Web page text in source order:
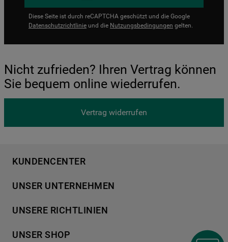
Diese Seite ist durch reCAPTCHA geschützt und die Google
Datenschutzrichtlinie und die Nutzungsbedingungen gelten.
Nicht zufrieden? Ihren Vertrag können
Sie bequem online wiederrufen.
Vertrag widerrufen
KUNDENCENTER
Händlersuche
Häufige Fragen
Kontakt
UNSER UNTERNEHMEN
Für Händler
Karriere
UNSERE RICHTLINIEN
Cookies
UNSER SHOP